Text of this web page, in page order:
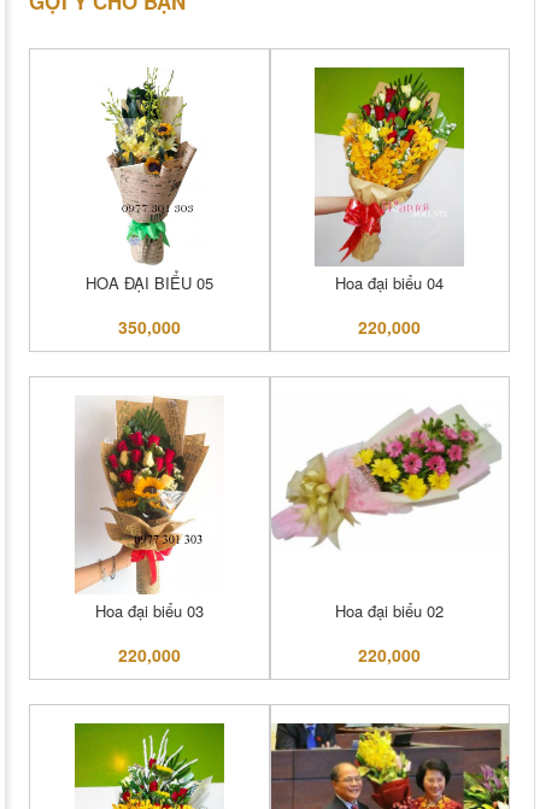
HOA ĐẠI BIỂU 05
350,000
Hoa đại biểu 04
220,000
Hoa đại biểu 03
220,000
Hoa đại biểu 02
220,000